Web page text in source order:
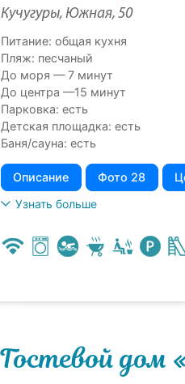
Кучугуры, Южная, 50
Питание: общая кухня
Пляж: песчаный
До моря — 7 минут
До центра —15 минут
Парковка: есть
Детская площадка: есть
Баня/сауна: есть
Описание Фото 28
Узнать больше
Гостевой дом